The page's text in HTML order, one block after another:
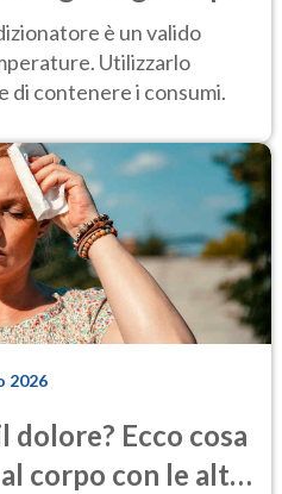
è un valido
Utilizzarlo
contenere i consumi.
2026
dolore? Ecco cosa
corpo con le alte